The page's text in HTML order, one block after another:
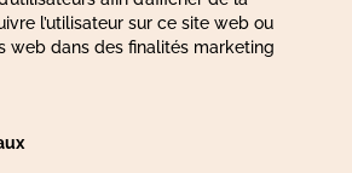
l’utilisateur sur ce site web ou
web dans des finalités marketing